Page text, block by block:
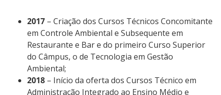
2017 – Criação dos Cursos Técnicos Concomitante
em Controle Ambiental e Subsequente em
Restaurante e Bar e do primeiro Curso Superior
do Câmpus, o de Tecnologia em Gestão
Ambiental;
2018 – Início da oferta dos Cursos Técnico em
Administração Integrado ao Ensino Médio e